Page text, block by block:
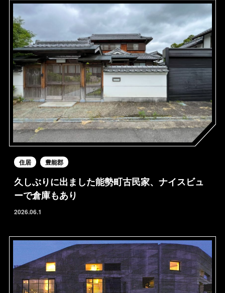
住居 豊能郡
久しぶりに出ました能勢町古民家、ナイスビュ
ーで倉庫もあり
2026.06.1